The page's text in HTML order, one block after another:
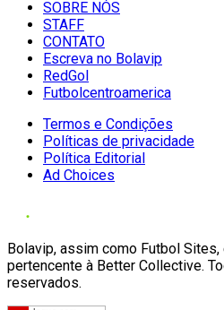
SOBRE NÓS
STAFF
CONTATO
Escreva no Bolavip
RedGol
Futbolcentroamerica
Termos e Condições
Políticas de privacidade
Política Editorial
Ad Choices
Bolavip, assim como Futbol Sites,
pertencente à Better Collective.
reservados.